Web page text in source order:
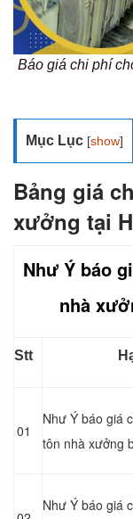
Báo giá chi phí
Mục Lục [show]
Bảng giá
xưởng tại
Như Ý báo
nhà
Stt
01
Như Ý báo giá
tôn nhà xưởng
Như Ý báo giá